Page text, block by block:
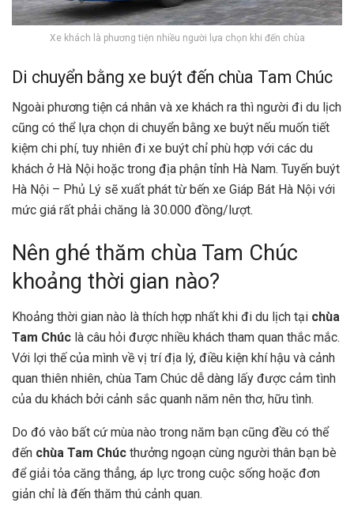
Xe khách là phương tiện nhiều người lựa chọn khi đến chùa
Di chuyển bằng xe buýt đến chùa Tam Chúc
Ngoài phương tiện cá nhân và xe khách ra thì người đi du lịch
cũng có thể lựa chọn di chuyển bằng xe buýt nếu muốn tiết
kiệm chi phí, tuy nhiên đi xe buýt chỉ phù hợp với các du
khách ở Hà Nội hoặc trong địa phận tỉnh Hà Nam. Tuyến buýt
Hà Nội – Phủ Lý sẽ xuất phát từ bến xe Giáp Bát Hà Nội với
mức giá rất phải chăng là 30.000 đồng/lượt.
Nên ghé thăm chùa Tam Chúc
khoảng thời gian nào?
Khoảng thời gian nào là thích hợp nhất khi đi du lịch tại chùa
Tam Chúc là câu hỏi được nhiều khách tham quan thắc mắc.
Với lợi thế của mình về vị trí địa lý, điều kiện khí hậu và cảnh
quan thiên nhiên, chùa Tam Chúc dễ dàng lấy được cảm tình
của du khách bởi cảnh sắc quanh năm nên thơ, hữu tình.
Do đó vào bất cứ mùa nào trong năm bạn cũng đều có thể
đến chùa Tam Chúc thưởng ngoạn cùng người thân bạn bè
để giải tỏa căng thẳng, áp lực trong cuộc sống hoặc đơn
giản chỉ là đến thăm thú cảnh quan.